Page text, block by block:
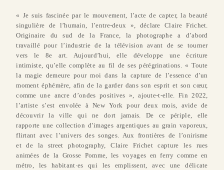
« Je suis fascinée par le mouvement, l’acte de capter, la beauté
singulière de l’humain, l’entre-deux », déclare Claire Frichet.
Originaire du sud de la France, la photographe a d’abord
travaillé pour l’industrie de la télévision avant de se tourner
vers le 8e art. Aujourd’hui, elle développe une écriture
intimiste, qu’elle complète au fil de ses pérégrinations. « Toute
la magie demeure pour moi dans la capture de l’essence d’un
moment éphémère, afin de la garder dans son esprit et son cœur,
comme une ancre d’ondes positives », ajoute-t-elle. Fin 2022,
l’artiste s’est envolée à New York pour deux mois, avide de
découvrir la ville qui ne dort jamais. De ce périple, elle
rapporte une collection d’images argentiques au grain vaporeux,
flirtant avec l’univers des songes. Aux frontières de l’onirisme
et de la street photography, Claire Frichet capture les rues
animées de la Grosse Pomme, les voyages en ferry comme en
métro, les habitant·es qui les emplissent, avec une délicate